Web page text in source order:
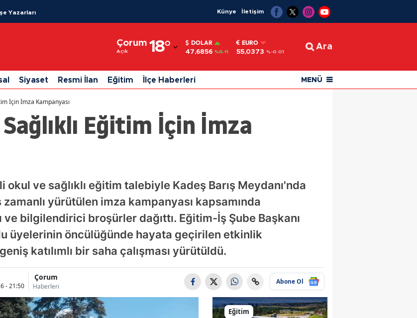
Yazarları Künye İletişim
Çorum
Açık 18°
Adıyaman
Afyonkarahisar
Ağrı
Ankara
Aydın
Balıkesir
Bilecik
Bingöl
Bolu
DOLAR
47,6856 %0.11
EURO
55,0373 %-0.01
Ara
Siyaset Resmi İlan Eğitim İlçe Haberleri MENÜ
İçin İmza Kampanyası
Eğitim İçin İmza
ve sağlıklı eğitim talebiyle Kadeş Barış Meydanı'nda
yürütülen imza kampanyası kapsamında
bilgilendirici broşürler dağıttı. Eğitim-İş Şube Başkanı
üyelerinin öncülüğünde hayata geçirilen etkinlik
katılımlı bir saha çalışması yürütüldü.
- 21:50
Çorum
Haberleri
Abone Ol
Eğitim